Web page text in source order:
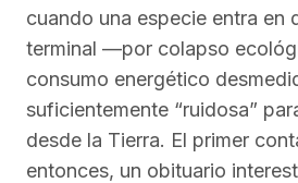
cuando una especie entra en
terminal —por colapso
consumo energético
suficientemente “ruidosa”
desde la Tierra. El primer
entonces, un obituario